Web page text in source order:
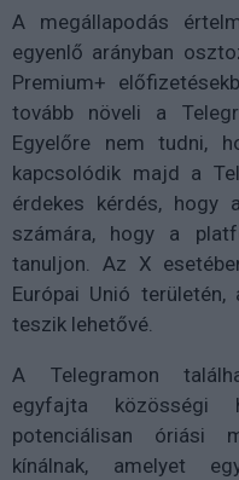
A megállapodás
egyenlő arányban
Premium+
tovább növeli a
Egyelőre nem tudni,
kapcsolódik majd a
érdekes kérdés, hogy
számára, hogy a
tanuljon. Az X
Európai Unió
teszik lehetővé.
A Telegramon
egyfajta közösségi
potenciálisan óriási
kínálnak, amelyet